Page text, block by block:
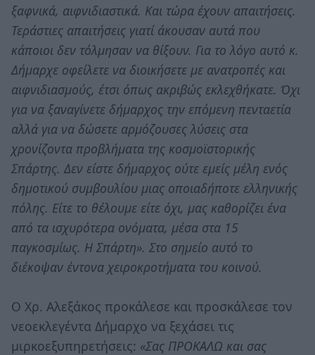
ξαφνικά, αιφνιδιαστικά. Και τώρα έχουν απαιτήσεις.
Τεράστιες απαιτήσεις γιατί άκουσαν αυτά που
κάποιοι δεν τόλμησαν να θίξουν. Για το λόγο αυτό κ.
Δήμαρχε οφείλετε να διοικήσετε με ανατροπές και
αιφνιδιασμούς, έτσι όπως ακριβώς εκλεχθήκατε. Όχι
για να ξαναγίνετε δήμαρχος την επόμενη πενταετία
αλλά για να δώσετε αρμόζουσες λύσεις στα
χρονίζοντα προβλήματα της κοσμοϊστορικής
Σπάρτης. Δεν είστε δήμαρχος ούτε εμείς μέλη ενός
δημοτικού συμβουλίου μιας οποιαδήποτε ελληνικής
πόλης. Είτε το θέλουμε είτε όχι, μας καθορίζει ένα
από τα ισχυρότερα ονόματα, μέσα στα 15
παγκοσμίως. Η Σπάρτη». Στο σημείο αυτό το
διέκοψαν έντονα χειροκροτήματα του κοινού.
Ο Χρ. Αλεξάκος προκάλεσε και προσκάλεσε τον
νεοεκλεγέντα Δήμαρχο να ξεχάσει τις
μιρκοεξυπηρετήσεις: «Σας ΠΡΟΚΑΛΩ και σας